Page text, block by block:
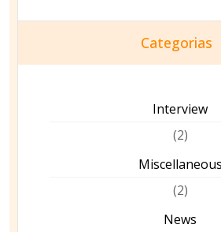
Categorias
Interview
(2)
Miscellaneous
(2)
News